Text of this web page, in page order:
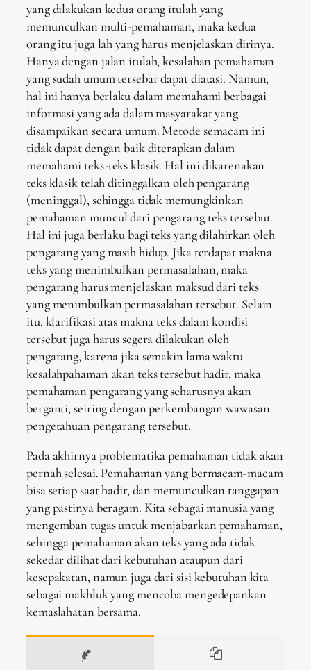
yang dilakukan kedua orang itulah yang
memunculkan multi-pemahaman, maka kedua
orang itu juga lah yang harus menjelaskan dirinya.
Hanya dengan jalan itulah, kesalahan pemahaman
yang sudah umum tersebar dapat diatasi. Namun,
hal ini hanya berlaku dalam memahami berbagai
informasi yang ada dalam masyarakat yang
disampaikan secara umum. Metode semacam ini
tidak dapat dengan baik diterapkan dalam
memahami teks-teks klasik. Hal ini dikarenakan
teks klasik telah ditinggalkan oleh pengarang
(meninggal), sehingga tidak memungkinkan
pemahaman muncul dari pengarang teks tersebut.
Hal ini juga berlaku bagi teks yang dilahirkan oleh
pengarang yang masih hidup. Jika terdapat makna
teks yang menimbulkan permasalahan, maka
pengarang harus menjelaskan maksud dari teks
yang menimbulkan permasalahan tersebut. Selain
itu, klarifikasi atas makna teks dalam kondisi
tersebut juga harus segera dilakukan oleh
pengarang, karena jika semakin lama waktu
kesalahpahaman akan teks tersebut hadir, maka
pemahaman pengarang yang seharusnya akan
berganti, seiring dengan perkembangan wawasan
pengetahuan pengarang tersebut.
Pada akhirnya problematika pemahaman tidak akan
pernah selesai. Pemahaman yang bermacam-macam
bisa setiap saat hadir, dan memunculkan tanggapan
yang pastinya beragam. Kita sebagai manusia yang
mengemban tugas untuk menjabarkan pemahaman,
sehingga pemahaman akan teks yang ada tidak
sekedar dilihat dari kebutuhan ataupun dari
kesepakatan, namun juga dari sisi kebutuhan kita
sebagai makhluk yang mencoba mengedepankan
kemaslahatan bersama.